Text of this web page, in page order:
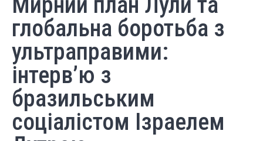
глобальна боротьба з
ультраправими:
інтерв’ю з
бразильським
соціалістом Ізраелем